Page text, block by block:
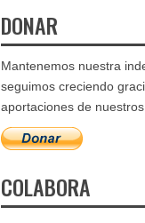
DONAR
Mantenemos nuestra
seguimos creciendo
aportaciones de
COLABORA